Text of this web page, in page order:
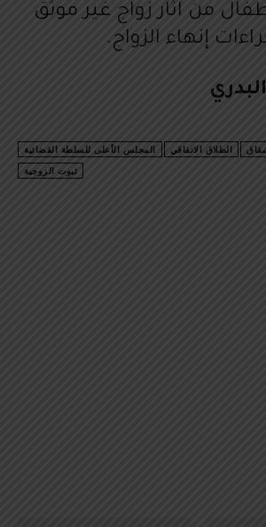
من آثار زواج غير موثّق
إنهاء الزواج.
الطلاق الاتفاقي المجلس الأعلى للسلطة القضائية
ثبوت الزوجية